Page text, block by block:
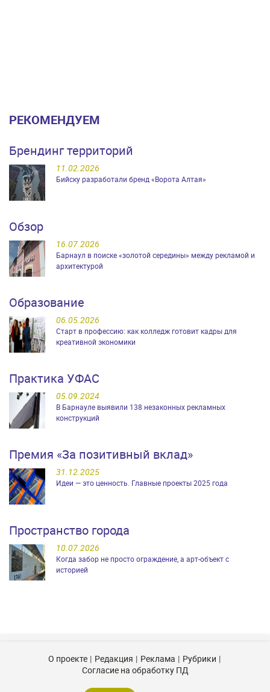
РЕКОМЕНДУЕМ
Брендинг территорий
11.02.2026
Бийску разработали бренд «Ворота Алтая»
Обзор
16.07.2026
Барнаул в поиске «золотой середины» между рекламой и
архитектурой
Образование
06.05.2026
Старт в профессию: как колледж готовит кадры для
креативной экономики
Практика УФАС
05.09.2024
В Барнауле выявили 138 незаконных рекламных
конструкций
Премия «За позитивный вклад»
31.12.2025
Идеи — это ценность. Главные проекты 2025 года
Пространство города
10.07.2026
Когда забор не просто ограждение, а арт-объект с
историей
О проекте Редакция Реклама
Рубрики
Согласие на обработку ПД